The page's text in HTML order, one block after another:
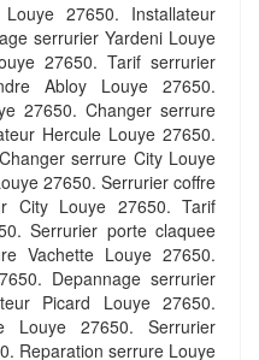
27650. Installateur
serrurier Yardeni Louye
27650. Tarif serrurier
Abloy Louye 27650.
27650. Changer serrure
Hercule Louye 27650.
serrure City Louye
27650. Serrurier coffre
City Louye 27650. Tarif
Serrurier porte claquee
Vachette Louye 27650.
Depannage serrurier
Picard Louye 27650.
Louye 27650. Serrurier
Reparation serrure Louye